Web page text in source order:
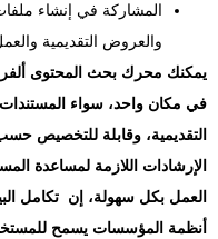
المشاركة في إنشاء
والعروض التقديمية
يمكنك محرك بحث المحتوى
في مكان واحد، سواء المستندات
التقديمية، وقابلة للتخصيص
الإرشادات اللازمة لمساعدة
العمل بكل سهولة، إن تكامل
أنظمة المؤسسات يسمح